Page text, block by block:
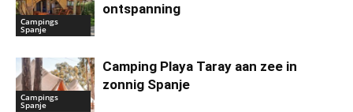
Campings
Spanje
ontspanning
Campings
Spanje
Camping Playa Taray aan zee in
zonnig Spanje